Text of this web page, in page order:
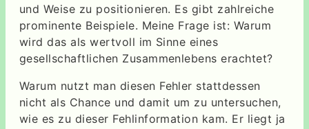
und Weise zu positionieren. Es gibt zahlreiche
prominente Beispiele. Meine Frage ist: Warum
wird das als wertvoll im Sinne eines
gesellschaftlichen Zusammenlebens erachtet?
Warum nutzt man diesen Fehler stattdessen
nicht als Chance und damit um zu untersuchen,
wie es zu dieser Fehlinformation kam. Er liegt ja